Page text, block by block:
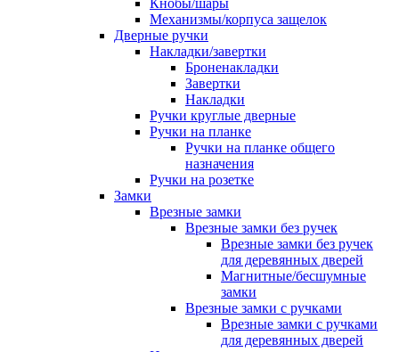
Кнобы/шары
Механизмы/корпуса защелок
Дверные ручки
Накладки/завертки
Броненакладки
Завертки
Накладки
Ручки круглые дверные
Ручки на планке
Ручки на планке общего
назначения
Ручки на розетке
Замки
Врезные замки
Врезные замки без ручек
Врезные замки без ручек
для деревянных дверей
Магнитные/бесшумные
замки
Врезные замки с ручками
Врезные замки с ручками
для деревянных дверей